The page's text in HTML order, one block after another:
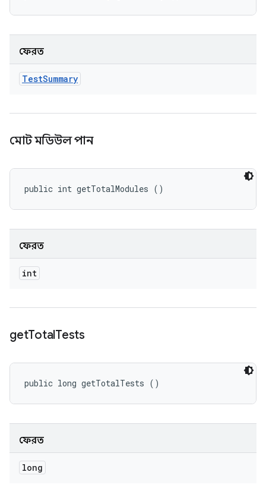
ফেরত
TestSummary
মোট মডিউল পান
public int getTotalModules ()
ফেরত
int
getTotalTests
public long getTotalTests ()
ফেরত
long